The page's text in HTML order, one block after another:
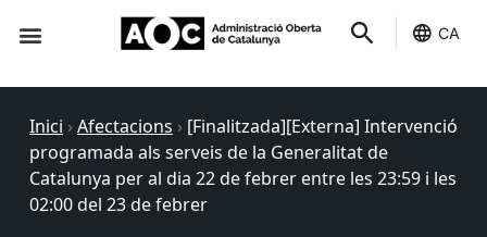
CA
Inici › Afectacions › [Finalitzada][Externa] Intervenció
programada als serveis de la Generalitat de
Catalunya per al dia 22 de febrer entre les 23:59 i les
02:00 del 23 de febrer